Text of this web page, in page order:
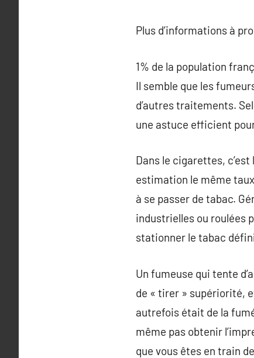
Plus d’informations à
1% de la population
Il semble que les
d’autres traitements.
une astuce efficient
Dans le cigarettes,
estimation le même
à se passer de tabac.
industrielles ou roulées
stationner le tabac
Un fumeuse qui tente
de « tirer » supériorité,
autrefois était de la
même pas obtenir
que vous êtes en train